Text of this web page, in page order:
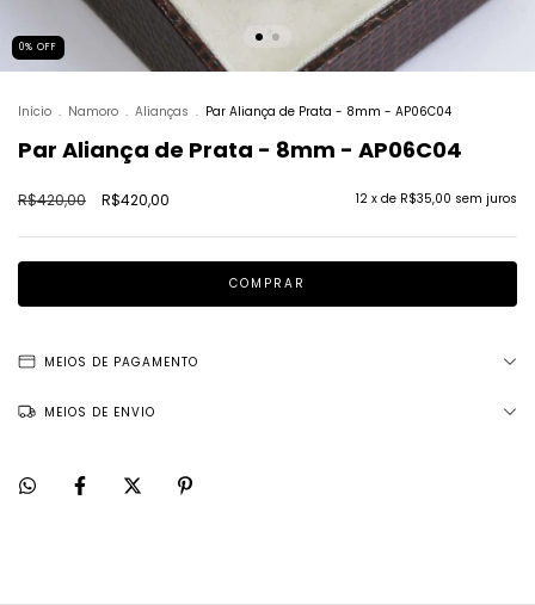
0% OFF
Início . Namoro . Alianças . Par Aliança de Prata - 8mm - AP06C04
Par Aliança de Prata - 8mm - AP06C04
R$420,00 R$420,00 12 x de R$35,00 sem juros
MEIOS DE PAGAMENTO
MEIOS DE ENVIO